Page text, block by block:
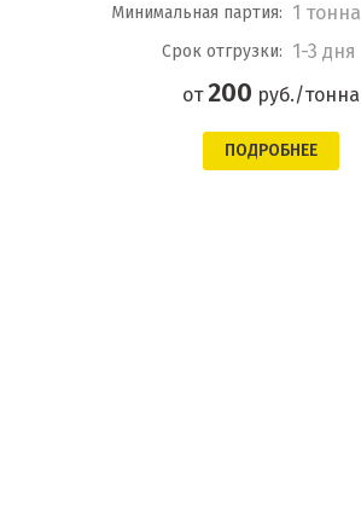
Минимальная партия: 1 тонна
Срок отгрузки: 1-3 дня
от200 руб./тонна
ПОДРОБНЕЕ